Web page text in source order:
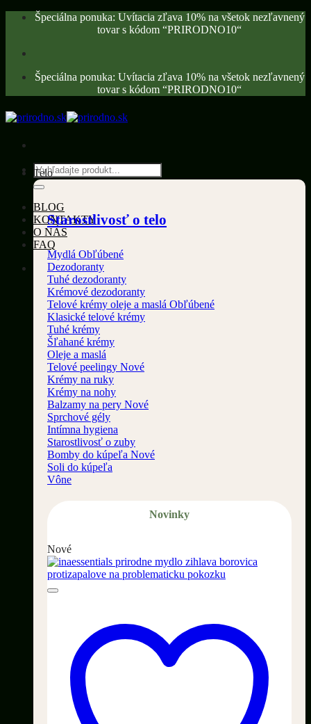
Skip
Špeciálna ponuka: Uvítacia zľava 10% na všetok nezľavnený
tovar s kódom “PRIRODNO10“
Špeciálna ponuka: Uvítacia zľava 10% na všetok nezľavnený
tovar s kódom “PRIRODNO10“
Hľadať:
BLOG
KONTAKTY
O NÁS
FAQ
Telo
Starostlivosť o telo
Mydlá
Dezodoranty
Tuhé dezodoranty
Krémové dezodoranty
Telové krémy oleje a maslá
Klasické telové krémy
Tuhé krémy
Šľahané krémy
Oleje a maslá
Telové peelingy
Krémy na ruky
Krémy na nohy
Balzamy na pery
Sprchové gély
Intímna hygiena
Starostlivosť o zuby
Bomby do kúpeľa
Soli do kúpeľa
Vône
Novinky
Nové